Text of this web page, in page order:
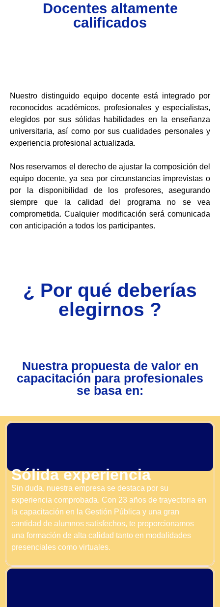
Docentes altamente
calificados
Nuestro distinguido equipo docente está integrado por
reconocidos académicos, profesionales y especialistas,
elegidos por sus sólidas habilidades en la enseñanza
universitaria, así como por sus cualidades personales y
experiencia profesional actualizada.
Nos reservamos el derecho de ajustar la composición del
equipo docente, ya sea por circunstancias imprevistas o
por la disponibilidad de los profesores, asegurando
siempre que la calidad del programa no se vea
comprometida. Cualquier modificación será comunicada
con anticipación a todos los participantes.
¿ Por qué deberías
elegirnos ?
Nuestra propuesta de valor en
capacitación para profesionales
se basa en:
Sólida experiencia
Sin duda, nuestra empresa se destaca por su
experiencia comprobada. Con 23 años de trayectoria en
la capacitación en la Gestión Pública y una gran
cantidad de alumnos satisfechos, te proporcionamos
una formación de alta calidad tanto en modalidades
presenciales como virtuales.